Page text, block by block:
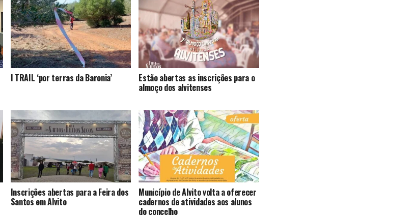
I TRAIL ‘por terras da Baronia’ Estão abertas as inscrições para o
almoço dos alvitenses
Inscrições abertas para a Feira dos
Santos em Alvito
Município de Alvito volta a oferecer
cadernos de atividades aos alunos
do concelho